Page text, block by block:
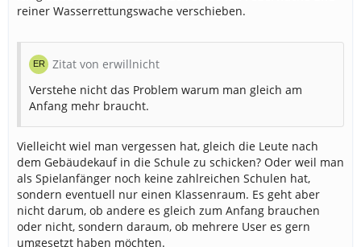
reiner Wasserrettungswache verschieben.
Zitat von erwillnicht
Verstehe nicht das Problem warum man gleich am
Anfang mehr braucht.
Vielleicht wiel man vergessen hat, gleich die Leute nach
dem Gebäudekauf in die Schule zu schicken? Oder weil man
als Spielanfänger noch keine zahlreichen Schulen hat,
sondern eventuell nur einen Klassenraum. Es geht aber
nicht darum, ob andere es gleich zum Anfang brauchen
oder nicht, sondern daraum, ob mehrere User es gern
umgesetzt haben möchten.